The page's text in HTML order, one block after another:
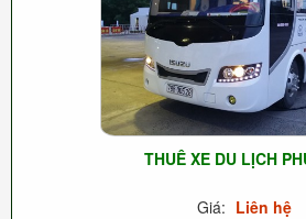
THUÊ XE DU LỊCH
Giá: Liên hệ